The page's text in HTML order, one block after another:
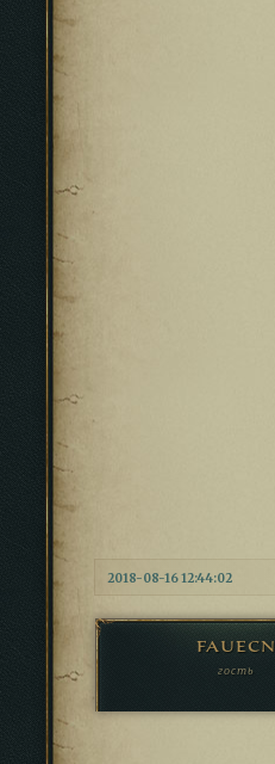
2018-08-16 12:44:02
fauecn
гость